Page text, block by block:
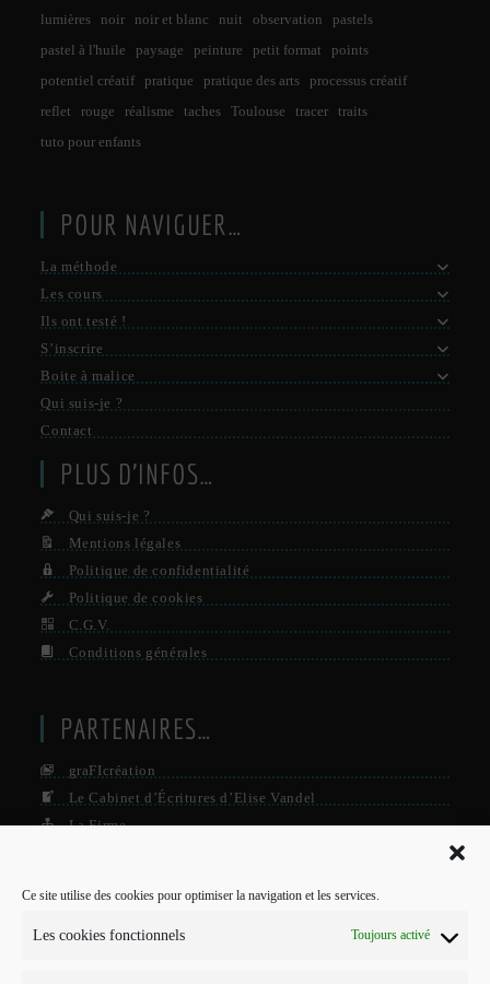
Ce site utilise des cookies pour optimiser la navigation et les services.
Les cookies fonctionnels Toujours activé
lumières
noir noir et blanc nuit observation
pastels
pastel à l'huile
paysage peinture petit format
points
potentiel créatif
pratique pratique des arts
processus créatif
reflet
rouge réalisme taches Toulouse tracer
traits
tuto pour enfants
POUR NAVIGUER…
La méthode
Les cours
Ils ont testé !
S’inscrire
Boite à malice
Qui suis-je ?
Contact
PLUS D’INFOS…
Qui suis-je ?
Mentions légales
Politique de confidentialité
Politique de cookies
C.G.V.
Conditions générales
PARTENAIRES…
graFIcréation
Le Cabinet d’Écritures d’Elise Vandel
La Firme
POUR ME CONTACTER…
J'interviens sur Annecy et parfois Toulouse.